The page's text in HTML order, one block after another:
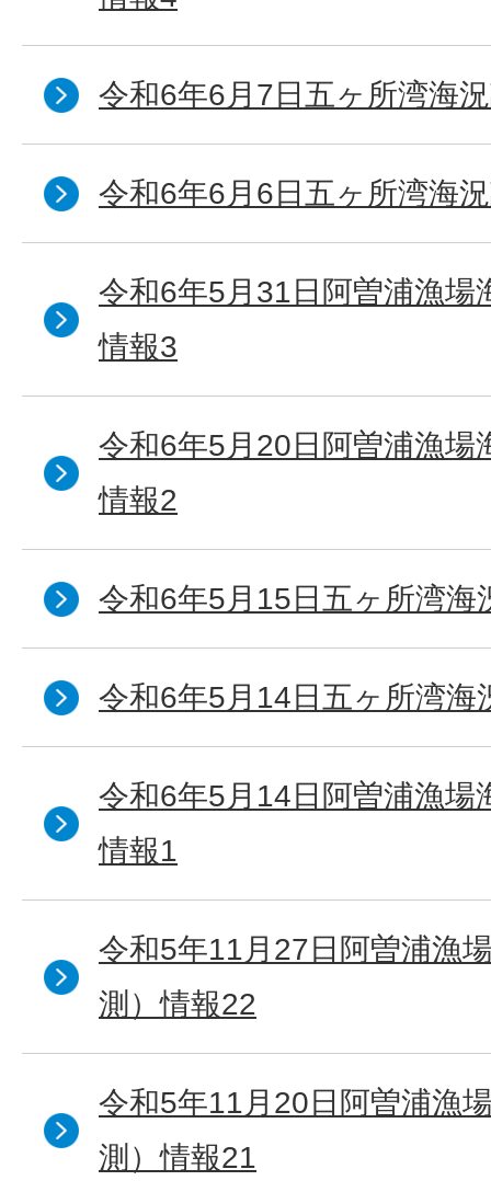
令和6年6月7日五ヶ所湾海
令和6年6月6日五ヶ所湾海
令和6年5月31日阿曽浦漁場
情報3
令和6年5月20日阿曽浦漁場
情報2
令和6年5月15日五ヶ所湾海
令和6年5月14日五ヶ所湾海
令和6年5月14日阿曽浦漁場
情報1
令和5年11月27日阿曽浦漁
測）情報22
令和5年11月20日阿曽浦漁
測）情報21